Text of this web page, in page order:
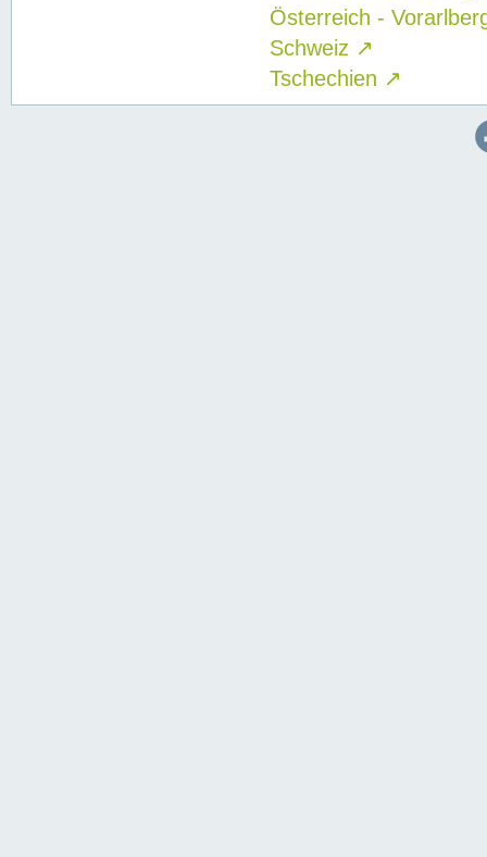
Österreich -
Schweiz ↗
Tschechien ↗